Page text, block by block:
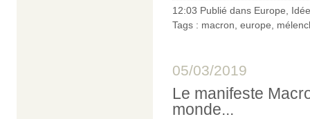
12:03 Publié dans Europe
Tags : macron europe
05/03/2019
Le manifeste
monde...